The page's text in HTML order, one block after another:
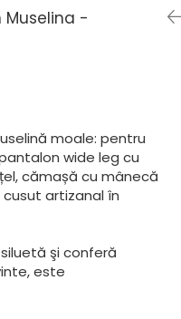
Muselina -
moale: pentru
wide leg cu
cămașă cu mânecă
artizanal în
şi conferă
este